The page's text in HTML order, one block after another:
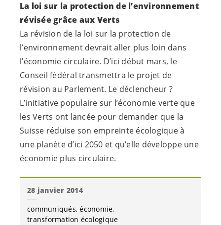
La loi sur la protection de l’environnement
révisée grâce aux Verts
La révision de la loi sur la protection de
l’environnement devrait aller plus loin dans
l’économie circulaire. D’ici début mars, le
Conseil fédéral transmettra le projet de
révision au Parlement. Le déclencheur ?
L’initiative populaire sur l’économie verte que
les Verts ont lancée pour demander que la
Suisse réduise son empreinte écologique à
une planète d’ici 2050 et qu’elle développe une
économie plus circulaire.
28 janvier 2014
communiqués économie
transformation écologique